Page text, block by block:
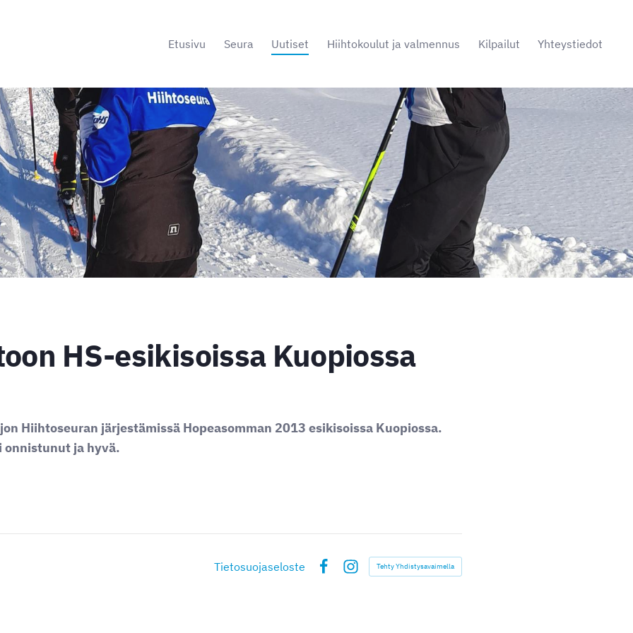
Etusivu Seura Uutiset Hiihtokoulut ja valmennus Kilpailut Yhteystiedot
HS-esikisoissa Kuopiossa
Hiihtoseuran järjestämissä Hopeasomman 2013 esikisoissa Kuopiossa.
onnistunut ja hyvä.
Tietosuojaseloste
Instagram
Tehty Yhdistysavaimella